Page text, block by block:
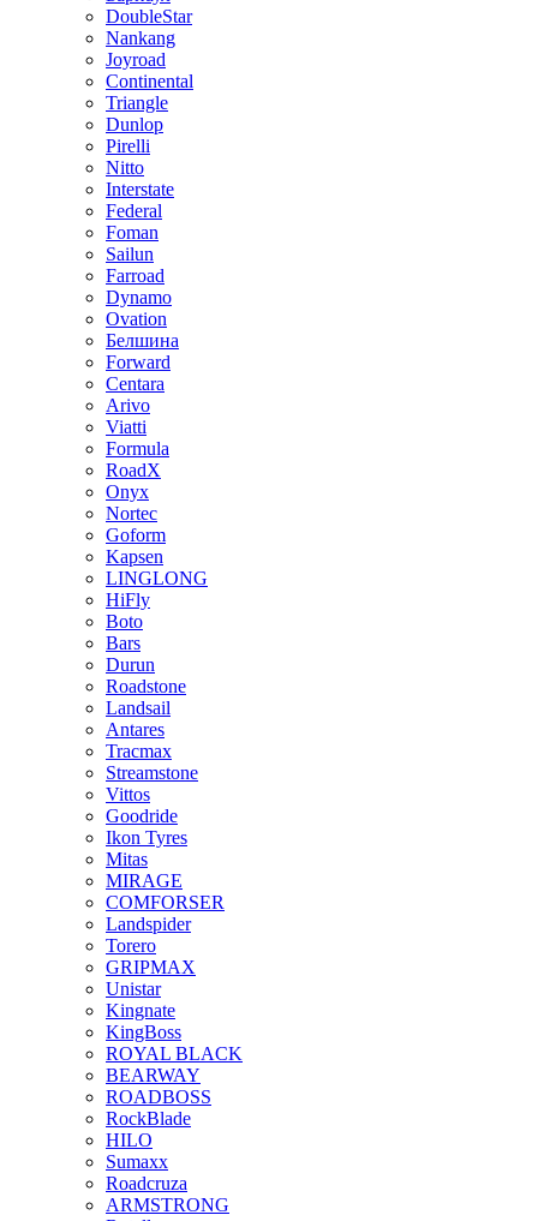
DoubleStar
Nankang
Joyroad
Continental
Triangle
Dunlop
Pirelli
Nitto
Interstate
Federal
Foman
Sailun
Farroad
Dynamo
Ovation
Белшина
Forward
Centara
Arivo
Viatti
Formula
RoadX
Onyx
Nortec
Goform
Kapsen
LINGLONG
HiFly
Boto
Bars
Durun
Roadstone
Landsail
Antares
Tracmax
Streamstone
Vittos
Goodride
Ikon Tyres
Mitas
MIRAGE
COMFORSER
Landspider
Torero
GRIPMAX
Unistar
Kingnate
KingBoss
ROYAL BLACK
BEARWAY
ROADBOSS
RockBlade
HILO
Sumaxx
Roadcruza
ARMSTRONG